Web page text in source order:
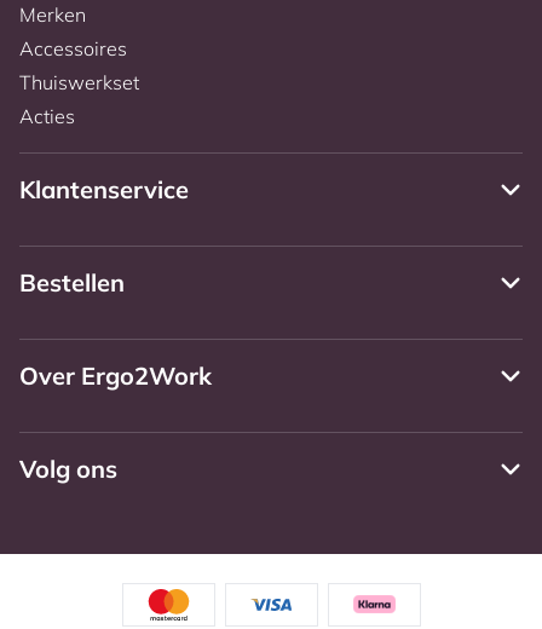
Merken
Accessoires
Thuiswerkset
Acties
Klantenservice
Bestellen
Over Ergo2Work
Volg ons